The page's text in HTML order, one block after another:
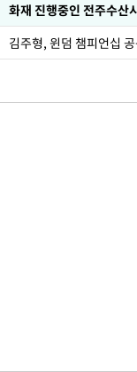
화재 진행중인 전주수산
김주형, 윈덤 챔피언십